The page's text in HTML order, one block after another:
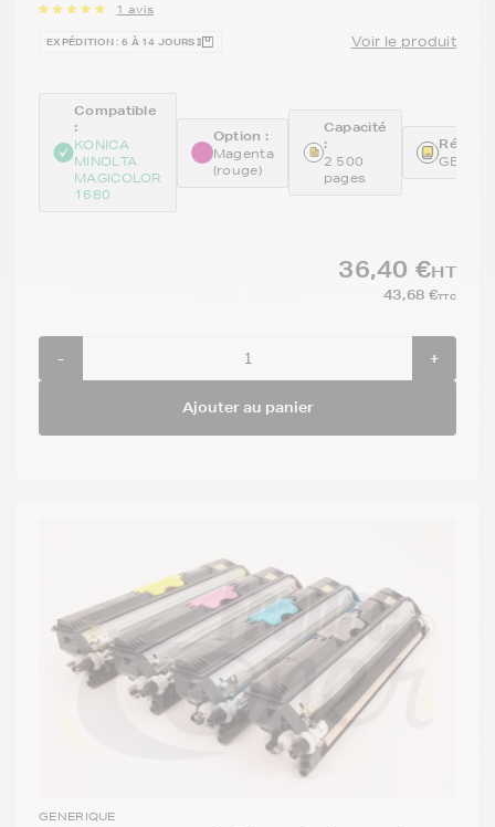
1 avis
EXPÉDITION : 6 À 14 JOURS Voir le produit
Compatible
:
KONICA
MINOLTA
MAGICOLOR
1680
Option :
Magenta
(rouge)
Capacité
:
2 500
pages
36,40 €HT
43,68 €TTC
- +
Ajouter au panier
GENERIQUE